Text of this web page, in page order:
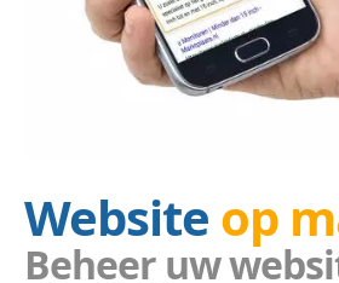
Website op
Beheer uw